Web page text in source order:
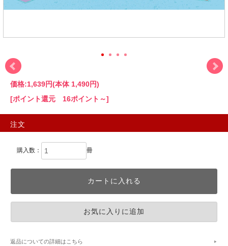
価格:1,639円(本体 1,490円)
[ポイント還元 16ポイント～]
注文
購入数： 冊
返品についての詳細はこちら